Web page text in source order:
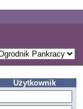
Użytkownik